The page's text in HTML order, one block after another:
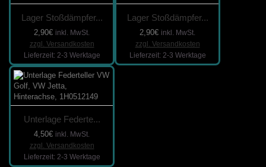
Lager Stoßdämpfer...
2,90€ inkl. MwSt.
zzgl. Versandkosten
Lieferzeit: 2-3 Werktage
Lager Stoßdämpfer...
2,90€ inkl. MwSt.
zzgl. Versandkosten
Lieferzeit: 2-3 Werktage
Unterlage Federte...
4,50€ inkl. MwSt.
zzgl. Versandkosten
Lieferzeit: 2-3 Werktage